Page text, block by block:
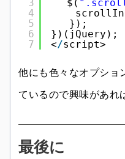
3
4
5
6
7
$(
});
})(jQuery);
</script>
他にも色々なオプショ
ているので興味があれ
最後に